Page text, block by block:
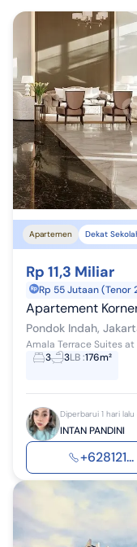
Apartemen Dekat
Rp 11,3 Miliar
Rp 55 Jutaan (Tenor
Apartement Korner
Pondok Indah,
3
3LB:176m²
Diperbarui 1 hari lalu
INTAN PANDINI
+628121...